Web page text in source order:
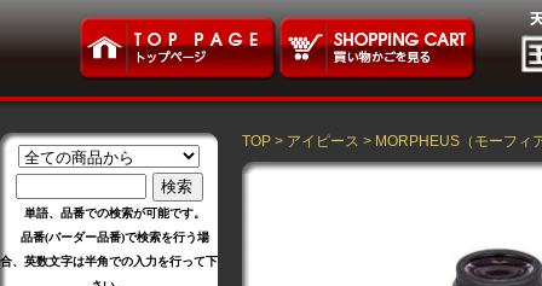
単語、品番での検索が可能です。
品番(バーダー品番)で検索を行う場
合、英数文字は半角での入力を行って下
TOP > アイピース > MORPHEUS（モーフィ